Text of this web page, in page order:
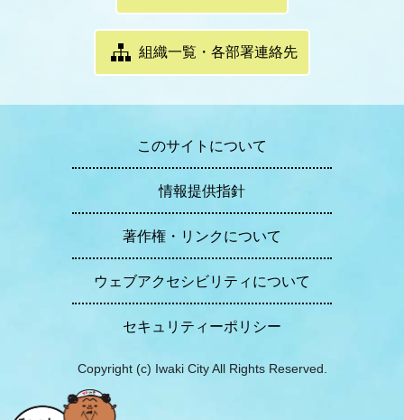
組織一覧・各部署連絡先
このサイトについて
情報提供指針
著作権・リンクについて
ウェブアクセシビリティについて
セキュリティーポリシー
Copyright (c) Iwaki City All Rights Reserved.